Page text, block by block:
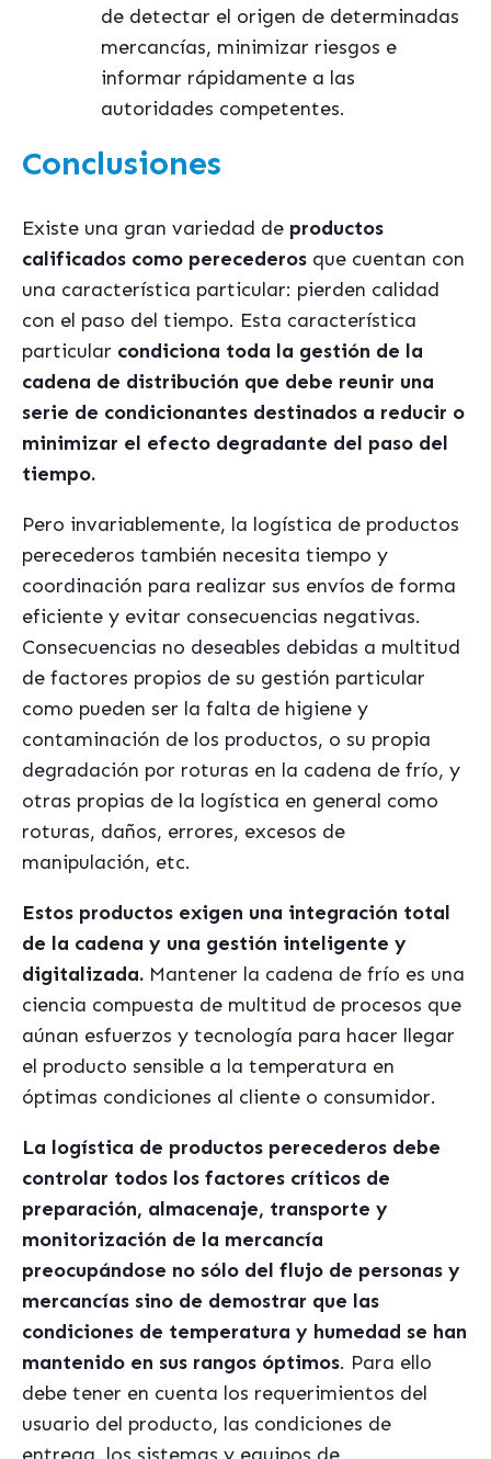
de detectar el origen de determinadas
mercancías, minimizar riesgos e
informar rápidamente a las
autoridades competentes.
Conclusiones
Existe una gran variedad de productos
calificados como perecederos que cuentan con
una característica particular: pierden calidad
con el paso del tiempo. Esta característica
particular condiciona toda la gestión de la
cadena de distribución que debe reunir una
serie de condicionantes destinados a reducir o
minimizar el efecto degradante del paso del
tiempo.
Pero invariablemente, la logística de productos
perecederos también necesita tiempo y
coordinación para realizar sus envíos de forma
eficiente y evitar consecuencias negativas.
Consecuencias no deseables debidas a multitud
de factores propios de su gestión particular
como pueden ser la falta de higiene y
contaminación de los productos, o su propia
degradación por roturas en la cadena de frío, y
otras propias de la logística en general como
roturas, daños, errores, excesos de
manipulación, etc.
Estos productos exigen una integración total
de la cadena y una gestión inteligente y
digitalizada. Mantener la cadena de frío es una
ciencia compuesta de multitud de procesos que
aúnan esfuerzos y tecnología para hacer llegar
el producto sensible a la temperatura en
óptimas condiciones al cliente o consumidor.
La logística de productos perecederos debe
controlar todos los factores críticos de
preparación, almacenaje, transporte y
monitorización de la mercancía
preocupándose no sólo del flujo de personas y
mercancías sino de demostrar que las
condiciones de temperatura y humedad se han
mantenido en sus rangos óptimos. Para ello
debe tener en cuenta los requerimientos del
usuario del producto, las condiciones de